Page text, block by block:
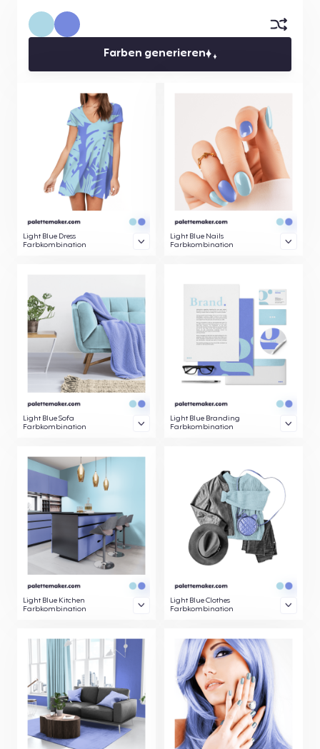
Farben generieren
Light Blue Dress
Farbkombination
Light Blue Nails
Farbkombination
Light Blue Sofa
Farbkombination
Light Blue Branding
Farbkombination
Light Blue Kitchen
Farbkombination
Light Blue Clothes
Farbkombination